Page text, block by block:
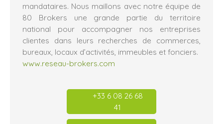
mandataires. Nous maillons avec notre équipe de
80 Brokers une grande partie du territoire
national pour accompagner nos entreprises
clientes dans leurs recherches de commerces,
bureaux, locaux d’activités, immeubles et fonciers.
www.reseau-brokers.com
+33 6 08 26 68
41